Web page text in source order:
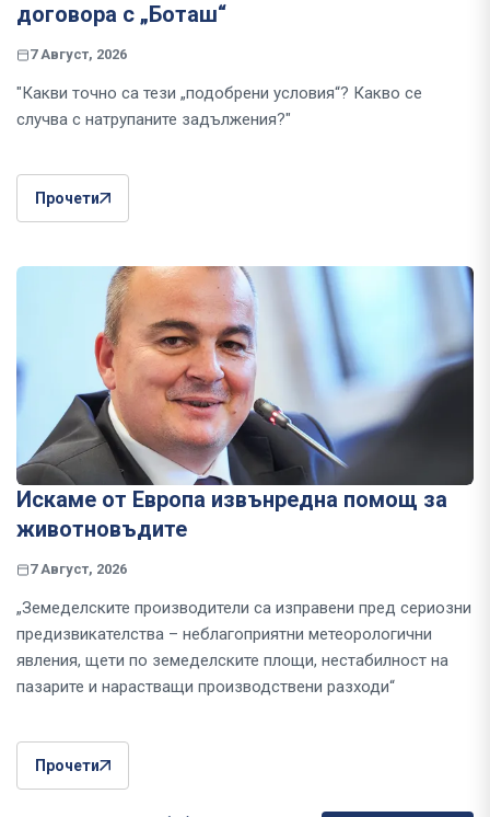
договора с „Боташ“
7 Август, 2026
"Какви точно са тези „подобрени условия“? Какво се
случва с натрупаните задължения?"
Прочети
Искаме от Европа извънредна помощ за
животновъдите
7 Август, 2026
„Земеделските производители са изправени пред сериозни
предизвикателства – неблагоприятни метеорологични
явления, щети по земеделските площи, нестабилност на
пазарите и нарастващи производствени разходи“
Прочети